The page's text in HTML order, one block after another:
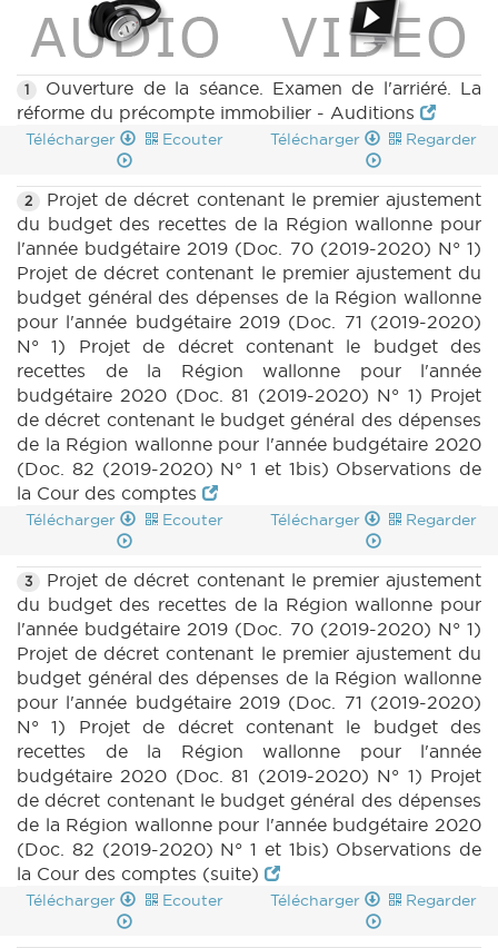
(PDF)
|BUDGET 82 n1bis (2019-2020) (PDF)
|
BUDGET 81 n1 annexe 6 (2019-2020) (PDF)
|BUDGET 81 n1 annexe 6bis (2019-2020)
(PDF)
|BUDGET 82 n1 annexe 6 (2019-2020)
(PDF)
|BUDGET 82 n1 annexe 6bis (2019-
2020) (PDF)
|BUDGET 81 n2 (2019-2020)
|
BUDGET 82 n2 (2019-2020) (PDF)
|BUDGET 82 n3 annexe 6 et 6bis (2019-2020)
(PDF)
| BT 68 (2019-2020) (PDF) |CRAC
45 (2019-2020) (PDF)
| CRIC 45 (2019-2020)
(PDF)
|
1
Ouverture de la séance. Examen de l'arriéré. La
réforme du précompte immobilier - Auditions
Télécharger Ecouter Télécharger Regarder
2
Projet de décret contenant le premier ajustement
du budget des recettes de la Région wallonne pour
l'année budgétaire 2019 (Doc. 70 (2019-2020) N° 1)
Projet de décret contenant le premier ajustement du
budget général des dépenses de la Région wallonne
pour l'année budgétaire 2019 (Doc. 71 (2019-2020)
N° 1) Projet de décret contenant le budget des
recettes de la Région wallonne pour l'année
budgétaire 2020 (Doc. 81 (2019-2020) N° 1) Projet
de décret contenant le budget général des dépenses
de la Région wallonne pour l'année budgétaire 2020
(Doc. 82 (2019-2020) N° 1 et 1bis) Observations de
la Cour des comptes
Télécharger Ecouter Télécharger Regarder
3
Projet de décret contenant le premier ajustement
du budget des recettes de la Région wallonne pour
l'année budgétaire 2019 (Doc. 70 (2019-2020) N° 1)
Projet de décret contenant le premier ajustement du
budget général des dépenses de la Région wallonne
pour l'année budgétaire 2019 (Doc. 71 (2019-2020)
N° 1) Projet de décret contenant le budget des
recettes de la Région wallonne pour l'année
budgétaire 2020 (Doc. 81 (2019-2020) N° 1) Projet
de décret contenant le budget général des dépenses
de la Région wallonne pour l'année budgétaire 2020
(Doc. 82 (2019-2020) N° 1 et 1bis) Observations de
la Cour des comptes (suite)
Télécharger Ecouter Télécharger Regarder